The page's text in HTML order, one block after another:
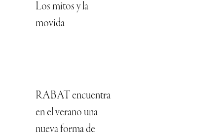
Los mitos y la
movida
RABAT encuentra
en el verano una
nueva forma de